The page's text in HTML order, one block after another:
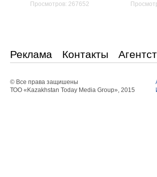
Просмотров: 267652
Реклама Контакты
© Все права защишены
ТОО «Kazakhstan Today Media Group», 2015